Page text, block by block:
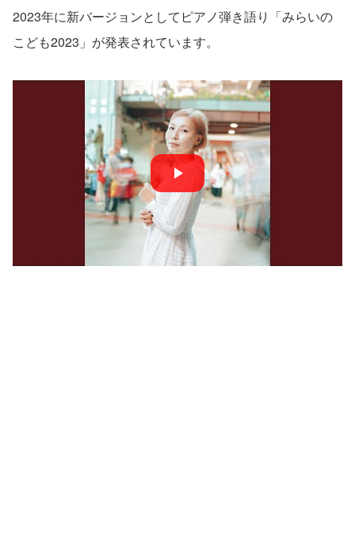
2023年に新バージョンとしてピアノ弾き語り「みらいの
こども2023」が発表されています。